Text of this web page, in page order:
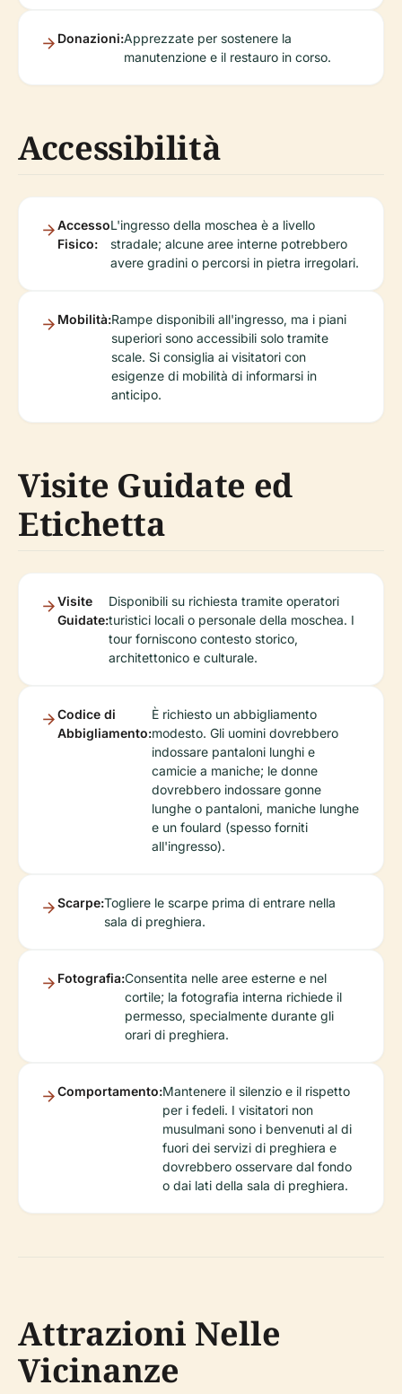
Donazioni:Apprezzate per sostenere la
manutenzione e il restauro in corso.
Accessibilità
Accesso
Fisico:
L'ingresso della moschea è a livello
stradale; alcune aree interne potrebbero
avere gradini o percorsi in pietra irregolari.
Mobilità:Rampe disponibili all'ingresso, ma i piani
superiori sono accessibili solo tramite
scale. Si consiglia ai visitatori con
esigenze di mobilità di informarsi in
anticipo.
Visite Guidate ed
Etichetta
Visite
Guidate:
Disponibili su richiesta tramite operatori
turistici locali o personale della moschea. I
tour forniscono contesto storico,
architettonico e culturale.
Codice di
Abbigliamento:
È richiesto un abbigliamento
modesto. Gli uomini dovrebbero
indossare pantaloni lunghi e
camicie a maniche; le donne
dovrebbero indossare gonne
lunghe o pantaloni, maniche lunghe
e un foulard (spesso forniti
all'ingresso).
Scarpe:Togliere le scarpe prima di entrare nella
sala di preghiera.
Fotografia:Consentita nelle aree esterne e nel
cortile; la fotografia interna richiede il
permesso, specialmente durante gli
orari di preghiera.
Comportamento:Mantenere il silenzio e il rispetto
per i fedeli. I visitatori non
musulmani sono i benvenuti al di
fuori dei servizi di preghiera e
dovrebbero osservare dal fondo
o dai lati della sala di preghiera.
Attrazioni Nelle
Vicinanze